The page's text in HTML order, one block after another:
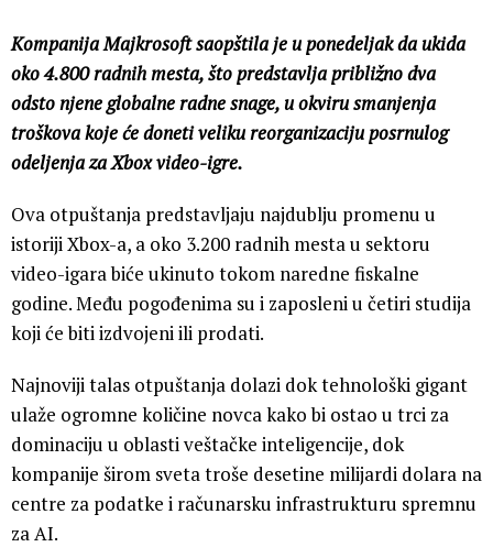
Kompanija Majkrosoft saopštila je u ponedeljak da ukida
oko 4.800 radnih mesta, što predstavlja približno dva
odsto njene globalne radne snage, u okviru smanjenja
troškova koje će doneti veliku reorganizaciju posrnulog
odeljenja za Xbox video-igre.
Ova otpuštanja predstavljaju najdublju promenu u
istoriji Xbox-a, a oko 3.200 radnih mesta u sektoru
video-igara biće ukinuto tokom naredne fiskalne
godine. Među pogođenima su i zaposleni u četiri studija
koji će biti izdvojeni ili prodati.
Najnoviji talas otpuštanja dolazi dok tehnološki gigant
ulaže ogromne količine novca kako bi ostao u trci za
dominaciju u oblasti veštačke inteligencije, dok
kompanije širom sveta troše desetine milijardi dolara na
centre za podatke i računarsku infrastrukturu spremnu
za AI.